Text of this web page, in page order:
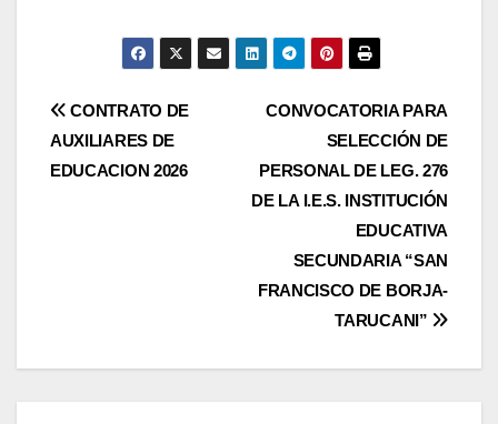
Navegación
de
CONVOCATORIA PARA
SELECCIÓN DE
PERSONAL DE LEG. 276
DE LA I.E.S. INSTITUCIÓN
EDUCATIVA
SECUNDARIA “SAN
FRANCISCO DE BORJA-
TARUCANI”
CONTRATO DE
AUXILIARES DE
EDUCACION 2026